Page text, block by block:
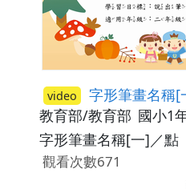
video 字形筆畫名稱[
教育部/教育部 國小1
字形筆畫名稱[一]／點
觀看次數671